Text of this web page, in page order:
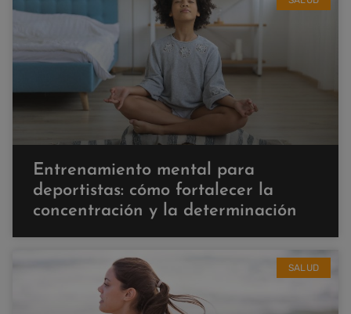
Entrenamiento mental para
deportistas: cómo fortalecer la
concentración y la determinación
SALUD